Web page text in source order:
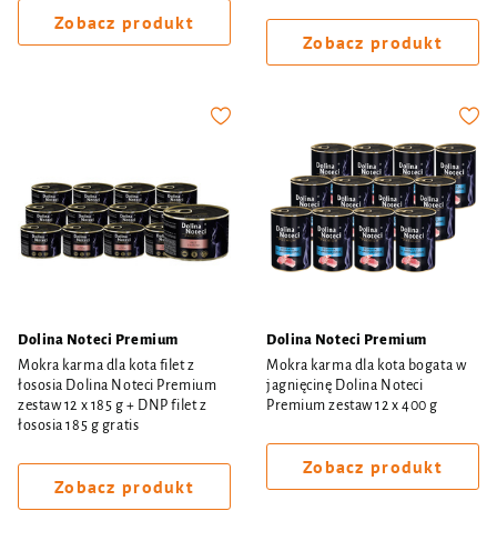
Zobacz produkt
Zobacz produkt
Dolina Noteci Premium
Mokra karma dla kota filet z
łososia Dolina Noteci Premium
zestaw 12 x 185 g + DNP filet z
łososia 185 g gratis
Zobacz produkt
Dolina Noteci Premium
Mokra karma dla kota bogata w
jagnięcinę Dolina Noteci
Premium zestaw 12 x 400 g
Zobacz produkt